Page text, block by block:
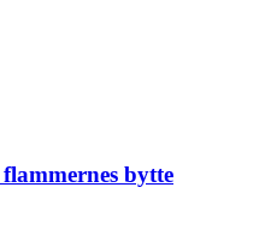
bytte